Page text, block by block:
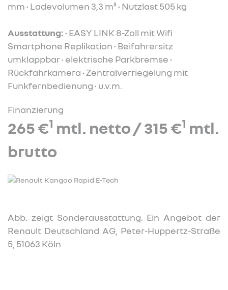
mm • Ladevolumen 3,3 m³ • Nutzlast 505 kg
Ausstattung:• EASY LINK 8-Zoll mit Wifi
Smartphone Replikation • Beifahrersitz
umklappbar • elektrische Parkbremse •
Rückfahrkamera • Zentralverriegelung mit
Funkfernbedienung • u.v.m.
Finanzierung
265 €1 mtl. netto / 315 €1 mtl.
brutto
Abb. zeigt Sonderausstattung. Ein Angebot der
Renault Deutschland AG, Peter-Huppertz-Straße
5, 51063 Köln